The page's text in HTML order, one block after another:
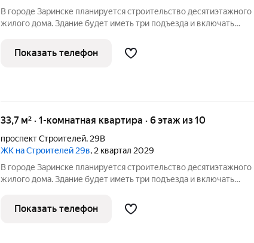
В городе Заринске планируется строительство десятиэтажного
жилого дома. Здание будет иметь три подъезда и включать
этаже. Входы в подъезды расположатся со стороны двора, а в
нежилые помещения с
Показать телефон
33,7 м² · 1-комнатная квартира · 6 этаж из 10
проспект Строителей, 29В
ЖК на Строителей 29в, 2 квартал 2029
В городе Заринске планируется строительство десятиэтажного
жилого дома. Здание будет иметь три подъезда и включать
этаже. Входы в подъезды расположат со стороны двора, а в
нежилые помещения со
Показать телефон